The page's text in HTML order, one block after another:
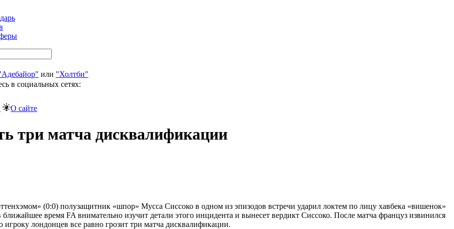
или "Холтби"
в социальных сетях:
О сайте
три матча дисквалификации
(0:0) полузащитник «шпор» Мусса Сиссоко в одном из эпизодов встречи ударил локтем по лицу хавбека «вишенок»
время FA внимательно изучит детали этого инцидента и вынесет вердикт Сиссоко. После матча француз извинился
лондонцев все равно грозит три матча дисквалификации.